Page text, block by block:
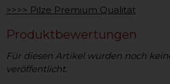
>>>> Pilze Premium Qualität
Produktbewertungen
Für diesen Artikel wurden noch
veröffentlicht.